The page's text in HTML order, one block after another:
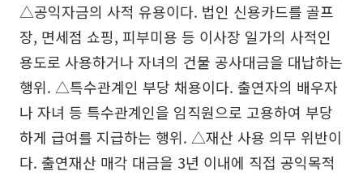
△공익자금의 사적 유용이다. 법인 신용카드를 골프
장, 면세점 쇼핑, 피부미용 등 이사장 일가의 사적인
용도로 사용하거나 자녀의 건물 공사대금을 대납하는
행위. △특수관계인 부당 채용이다. 출연자의 배우자
나 자녀 등 특수관계인을 임직원으로 고용하여 부당
하게 급여를 지급하는 행위. △재산 사용 의무 위반이
다. 출연재산 매각 대금을 3년 이내에 직접 공익목적